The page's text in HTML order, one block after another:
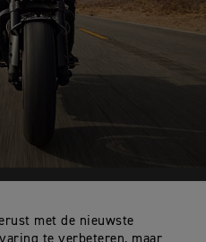
met de nieuwste
te verbeteren, maar